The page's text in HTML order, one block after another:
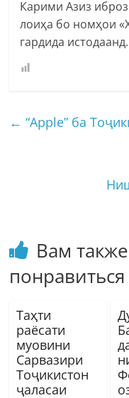
Карими Азиз
лоиҳа бо номҳои
гардида истодаанд.
← “Apple” ба
Вам
понравиться
Таҳти
раёсати
муовини
Сарвазири
Тоҷикистон
ҷаласаи